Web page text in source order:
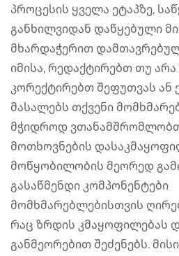
პროცესის ყველა ეტაპზე,
განხილვიდან დაწყებული
მხარდაჭერით
იმისა, რედაქტირებთ თუ
კორექტირებთ შეფუთვას ან
მასალებს თქვენი
მჭიდროდ
მოთხოვნების
მოწყობილობის მეორედ
გასაწმენდი კომპონენტები
მომხმარებლებისთვის
რაც ზრდის კმაყოფილებას
განმეორებით შეძენებს.